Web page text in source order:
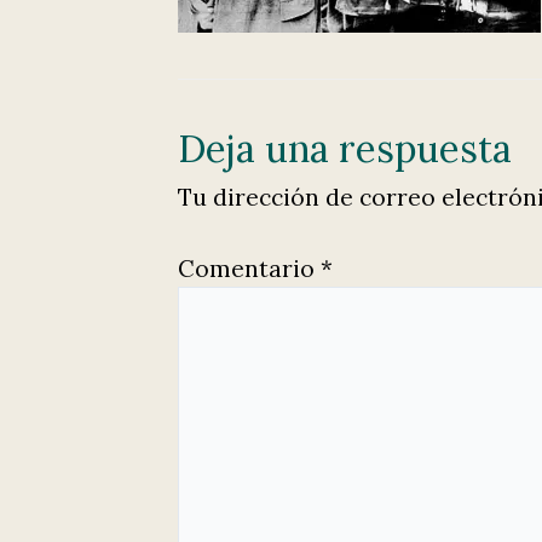
Deja una respuesta
Tu dirección de correo
Comentario *